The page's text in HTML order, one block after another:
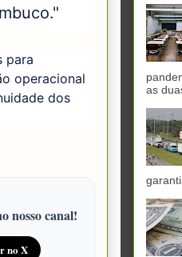
para
operacional
dos
nosso canal!
no X
as